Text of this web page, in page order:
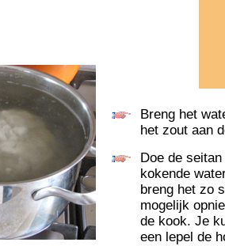
Breng het
het zout aan
Doe de
kokende
breng het zo
mogelijk
de kook. Je
een lepel de